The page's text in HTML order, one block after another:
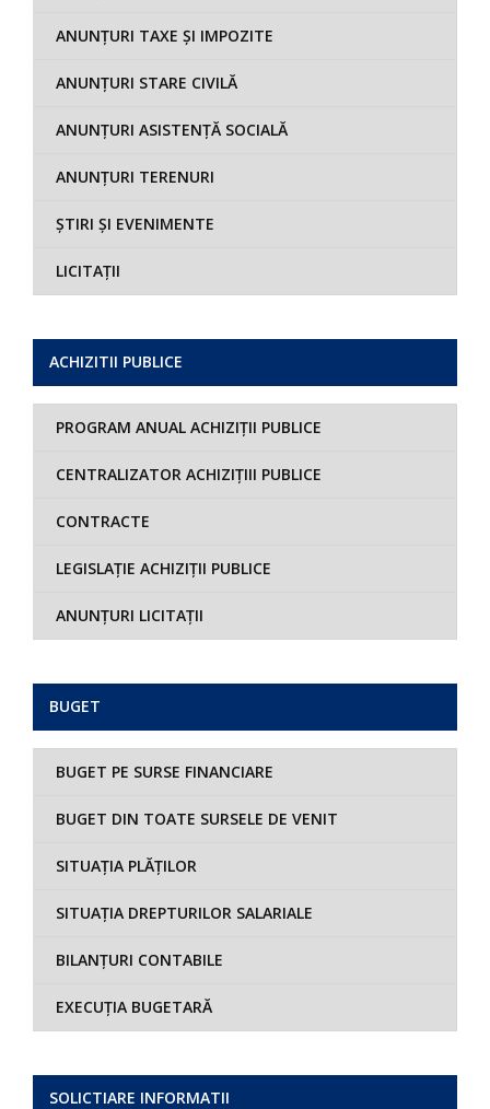
ANUNȚURI TAXE ȘI IMPOZITE
ANUNȚURI STARE CIVILĂ
ANUNȚURI ASISTENȚĂ SOCIALĂ
ANUNȚURI TERENURI
ȘTIRI ȘI EVENIMENTE
LICITAȚII
ACHIZITII PUBLICE
PROGRAM ANUAL ACHIZIȚII PUBLICE
CENTRALIZATOR ACHIZIȚIII PUBLICE
CONTRACTE
LEGISLAȚIE ACHIZIȚII PUBLICE
ANUNȚURI LICITAȚII
BUGET
BUGET PE SURSE FINANCIARE
BUGET DIN TOATE SURSELE DE VENIT
SITUAȚIA PLĂȚILOR
SITUAȚIA DREPTURILOR SALARIALE
BILANȚURI CONTABILE
EXECUȚIA BUGETARĂ
SOLICTIARE INFORMATII